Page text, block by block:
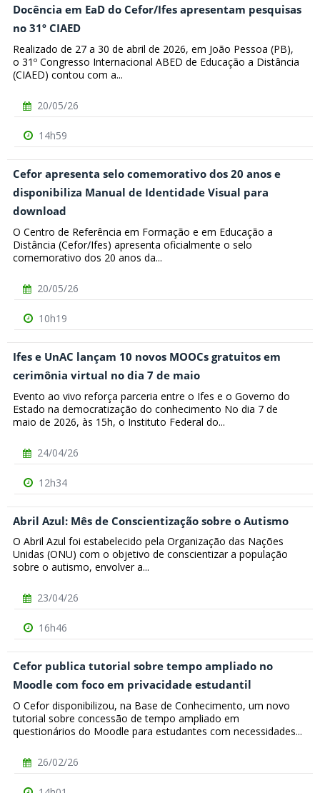
Docência em EaD do Cefor/Ifes apresentam pesquisas
no 31º CIAED
Realizado de 27 a 30 de abril de 2026, em João Pessoa (PB),
o 31º Congresso Internacional ABED de Educação a Distância
(CIAED) contou com a...
20/05/26
14h59
Cefor apresenta selo comemorativo dos 20 anos e
disponibiliza Manual de Identidade Visual para
download
O Centro de Referência em Formação e em Educação a
Distância (Cefor/Ifes) apresenta oficialmente o selo
comemorativo dos 20 anos da...
20/05/26
10h19
Ifes e UnAC lançam 10 novos MOOCs gratuitos em
cerimônia virtual no dia 7 de maio
Evento ao vivo reforça parceria entre o Ifes e o Governo do
Estado na democratização do conhecimento No dia 7 de
maio de 2026, às 15h, o Instituto Federal do...
24/04/26
12h34
Abril Azul: Mês de Conscientização sobre o Autismo
O Abril Azul foi estabelecido pela Organização das Nações
Unidas (ONU) com o objetivo de conscientizar a população
sobre o autismo, envolver a...
23/04/26
16h46
Cefor publica tutorial sobre tempo ampliado no
Moodle com foco em privacidade estudantil
O Cefor disponibilizou, na Base de Conhecimento, um novo
tutorial sobre concessão de tempo ampliado em
questionários do Moodle para estudantes com necessidades...
26/02/26